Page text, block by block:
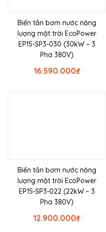
Biến tần bơm nước năng
lượng mặt trời EcoPower
EP15-SP3-030 (30kW – 3
Pha 380V)
₫
16.590.000
Biến tần bơm nước năng
lượng mặt trời EcoPower
EP15-SP3-022 (22kW – 3
Pha 380V)
₫
12.900.000